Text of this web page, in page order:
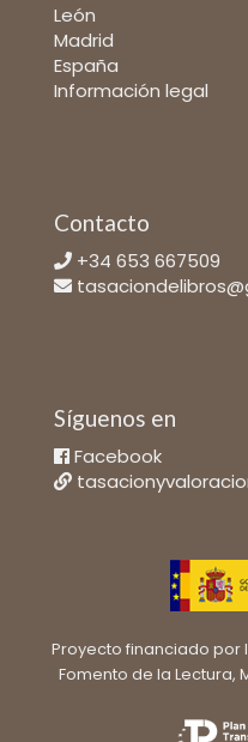
León
Madrid
España
Información legal
Contacto
+34 653 667509
Síguenos en
Facebook
Proyecto financiado por
Fomento de la Lectura,